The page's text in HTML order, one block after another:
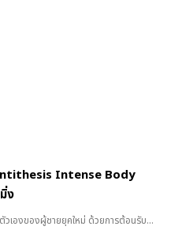
Intense Body
ง
เองของผู้ชายยุคใหม่ ด้วยการต้อนรับ...